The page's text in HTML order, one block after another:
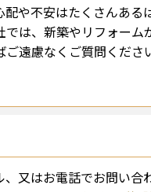
や不安はたくさんある
では、新築やリフォーム
遠慮なくご質問くださ
、又はお電話でお問い合